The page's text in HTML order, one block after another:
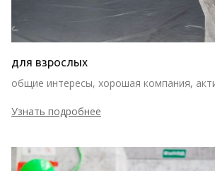
для взрослых
общие интересы, хорошая компания,
Узнать подробнее